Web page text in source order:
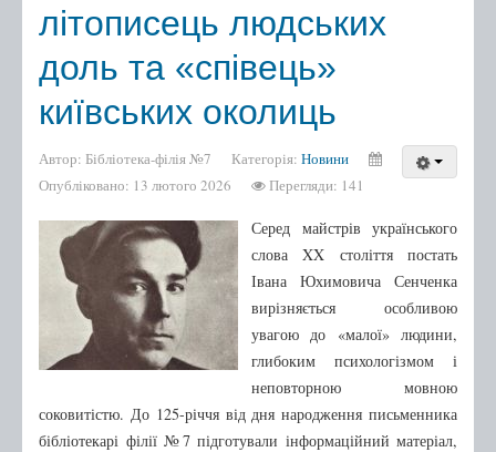
літописець людських
доль та «співець»
київських околиць
Автор: Бібліотека-філія №7 Категорія: Новини
Опубліковано: 13 лютого 2026
Перегляди: 141
Серед майстрів українського
слова XX століття постать
Івана Юхимовича Сенченка
вирізняється особливою
увагою до «малої» людини,
глибоким психологізмом і
неповторною мовною
соковитістю. До 125-річчя від дня народження письменника
бібліотекарі філії №7 підготували інформаційний матеріал,